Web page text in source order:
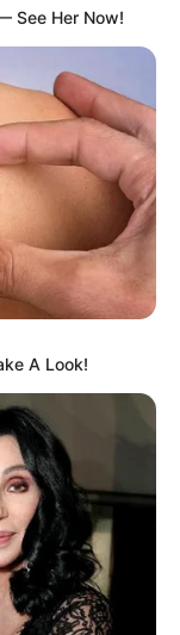
See Her Now!
A Look!